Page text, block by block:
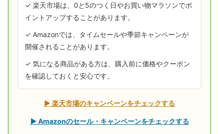
✓ 楽天市場は、0と5のつく日やお買い物マラソンでポ
イントアップすることがあります。
✓ Amazonでは、タイムセールや季節キャンペーンが
開催されることがあります。
✓ 気になる商品がある方は、購入前に価格やクーポン
を確認しておくと安心です。
▶ 楽天市場のキャンペーンをチェックする
▶ Amazonのセール・キャンペーンをチェックする